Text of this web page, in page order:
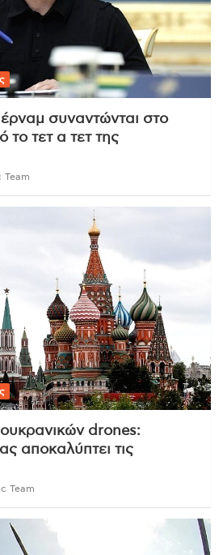
συναντώνται στο
το τετ α τετ της
Team
drones:
αποκαλύπτει τις
Team